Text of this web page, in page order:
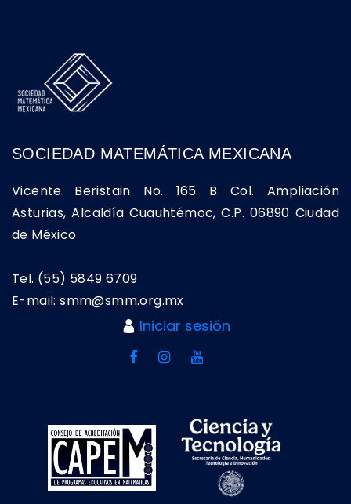
SOCIEDAD MATEMÁTICA MEXICANA
Vicente Beristain No. 165 B Col. Ampliación
Asturias, Alcaldía Cuauhtémoc, C.P. 06890 Ciudad
de México
Tel. (55) 5849 6709
E-mail: smm@smm.org.mx
Iniciar sesión